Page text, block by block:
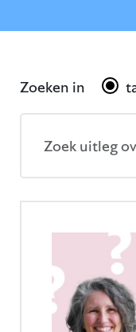
Zoeken in
Zoekveld